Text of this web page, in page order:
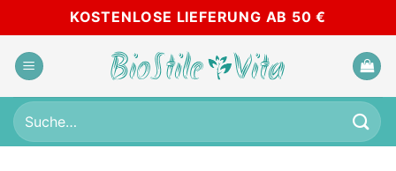
to
content
KOSTENLOSE LIEFERUNG AB 50 €
Suche
nach: